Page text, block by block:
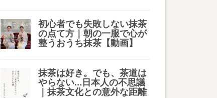
初心者でも失敗しない抹茶
の点て方｜朝の一服で心が
整うおうち抹茶【動画】
抹茶は好き。でも、茶道は
やらない…日本人の不思議
｜抹茶文化との意外な距離